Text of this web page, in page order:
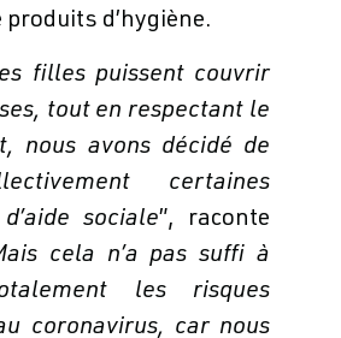
produits d’hygiène.
filles puissent couvrir
tout en respectant le
nous avons décidé de
certaines
sociale”, raconte
cela n’a pas suffi à
les risques
coronavirus, car nous